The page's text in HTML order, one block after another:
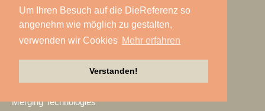
Um Ihren Besuch auf die DieReferenz so
angenehm wie möglich zu gestalten,
verwenden wir Cookies Mehr erfahren
Verstanden!
MediaLantic
Mediasystem
MEDIA|tek
Merging Technologies